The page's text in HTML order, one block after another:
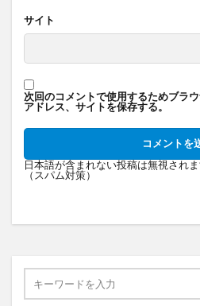
サイト
次回のコメントで使用するためブラ
アドレス、サイトを保存する。
日本語が含まれない投稿は無視され
（スパム対策）